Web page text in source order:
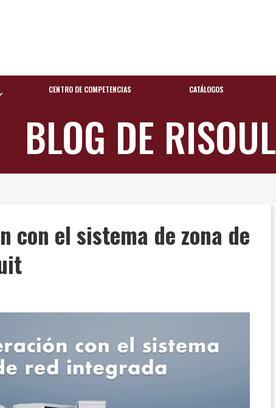
CENTRO DE COMPETENCIAS CATÁLOGOS
BLOG DE RISOUL
con el sistema de zona de